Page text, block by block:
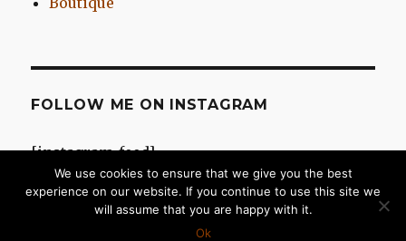
FOLLOW ME ON INSTAGRAM
[instagram-feed]
Fièrement propulsé par WordPress
We use cookies to ensure that we give you the best
experience on our website. If you continue to use this site we
will assume that you are happy with it.
Ok